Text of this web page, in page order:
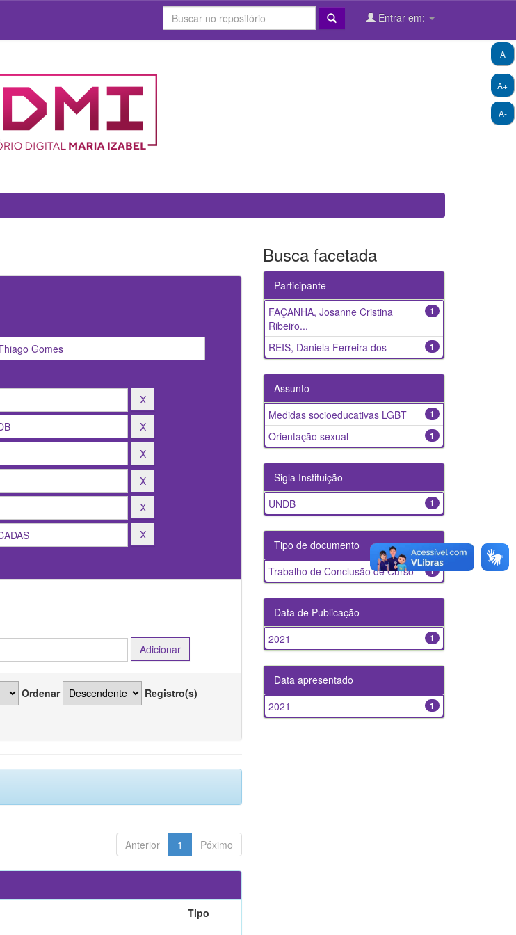
Entrar em:
A+
A-
A
Ordenar Registro(s)
Anterior 1 Póximo
Tipo
Busca facetada
Participante
1
FAÇANHA, Josanne Cristina
Ribeiro...
1
REIS, Daniela Ferreira dos
Assunto
1
Medidas socioeducativas LGBT
1
Orientação sexual
Sigla Instituição
1
UNDB
Tipo de documento
1
Trabalho de Conclusão de Curso
Data de Publicação
1
2021
Data apresentado
1
2021